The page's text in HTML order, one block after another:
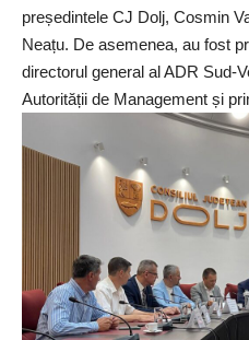
președintele CJ Dolj, Cosmin
Neațu. De asemenea, au fost
directorul general al ADR Sud-
Autorității de Management și